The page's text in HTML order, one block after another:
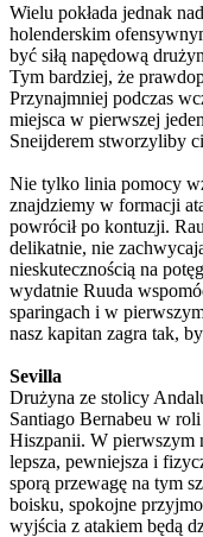
Wielu pokłada jednak
holenderskim
być siłą napędową
Tym bardziej, że
Przynajmniej podczas
miejsca w pierwszej
Sneijderem stworzyliby
Nie tylko linia pomocy
znajdziemy w formacji
powrócił po kontuzji.
delikatnie, nie
nieskutecznością na
wydatnie Ruuda
sparingach i w
nasz kapitan zagra tak,
Sevilla
Drużyna ze stolicy
Santiago Bernabeu w
Hiszpanii. W pierwszym
lepsza, pewniejsza i
sporą przewagę na tym
boisku, spokojne
wyjścia z atakiem będą